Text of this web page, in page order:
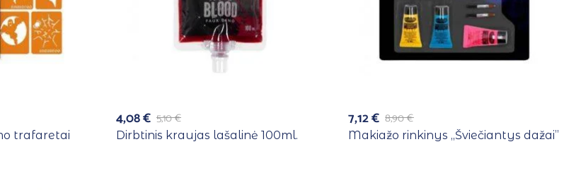
trafaretai
5,10€
4,08€
Dirbtinis kraujas lašalinė 100ml.
8,90€
7,12€
Makiažo rinkinys ,,Šviečiantys dažai”